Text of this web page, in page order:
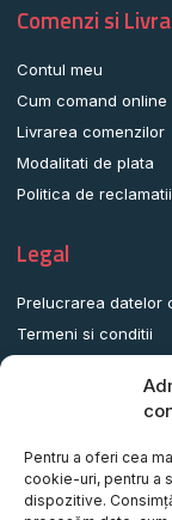
Pentru a oferi cea
cookie-uri, pentru a
dispozitive.
Comenzi si
Contul meu
Cum comand online
Livrarea comenzilor
Modalitati de plata
Politica de reclamatii
Legal
Prelucrarea datelor
Termeni si conditii
Date contact